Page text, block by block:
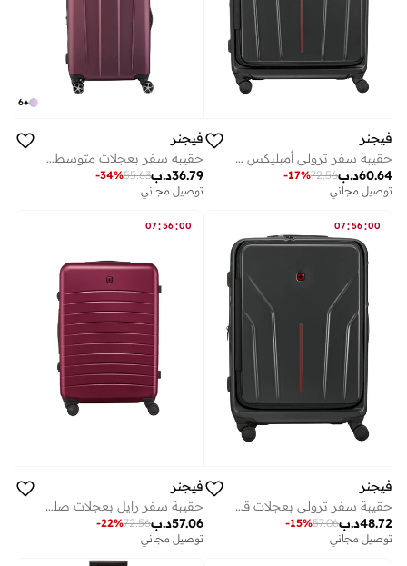
فيجنر
حقيبة سفر ترولي أمبليكس هاردسايد قابلة للتوسيع 83 سم أسود
د.ب60.64
72.56
-17%
توصيل مجاني
+
6
فيجنر
حقيبة سفر بعجلات متوسطة صلبة قابلة للتوسيع سم أحمر
د.ب36.79
55.63
-34%
توصيل مجاني
07:56:00
فيجنر
حقيبة سفر ترولي بعجلات قابلة للتوسيع سم - بحيرة عميقة
د.ب48.72
57.06
-15%
توصيل مجاني
07:56:00
فيجنر
حقيبة سفر رايل بعجلات صلبة مقاس سم لون عنابي
د.ب57.06
72.56
-22%
توصيل مجاني